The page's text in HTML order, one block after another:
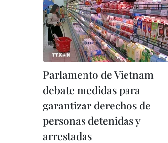
Parlamento de Vietnam
debate medidas para
garantizar derechos de
personas detenidas y
arrestadas